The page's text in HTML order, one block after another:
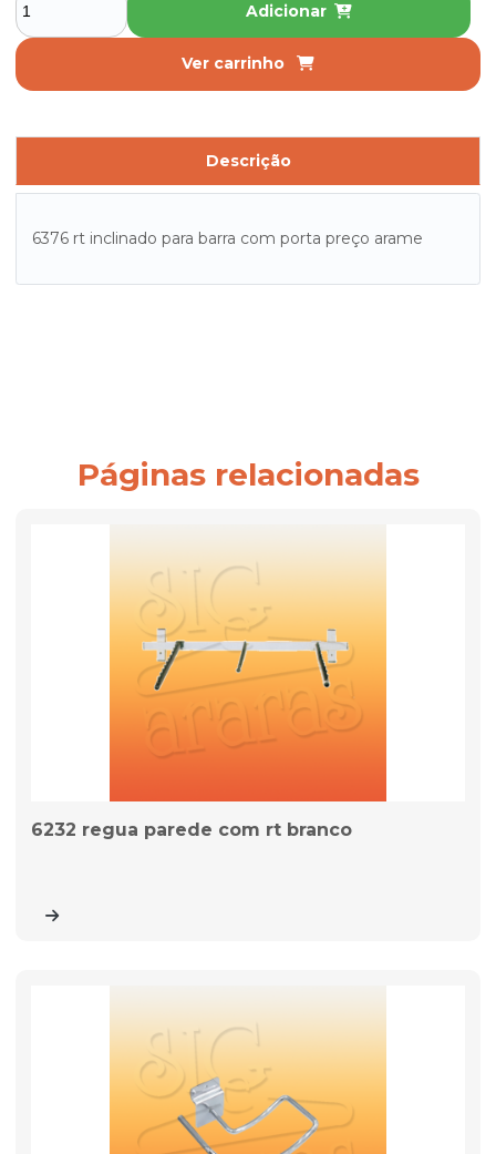
Adicionar
Ver carrinho
Descrição
6376 rt inclinado para barra com porta preço arame
Páginas relacionadas
6232 regua parede com rt branco